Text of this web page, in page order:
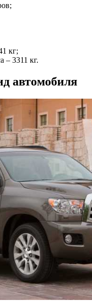
кг;
– 3311 кг.
автомобиля